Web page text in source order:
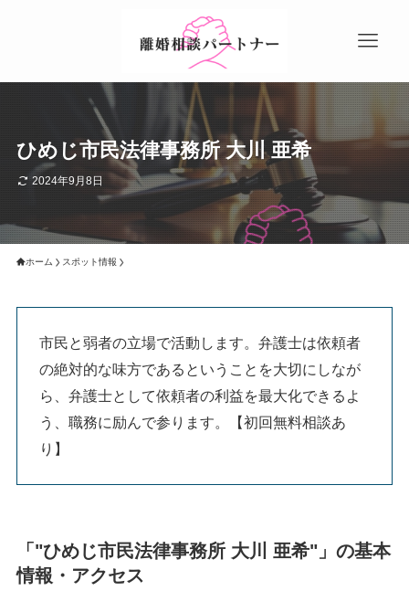
ひめじ市民法律事務所 大川 亜希
2024年9月8日
ホーム スポット情報
市民と弱者の立場で活動します。弁護士は依頼者
の絶対的な味方であるということを大切にしなが
ら、弁護士として依頼者の利益を最大化できるよ
う、職務に励んで参ります。【初回無料相談あ
り】
「"ひめじ市民法律事務所 大川 亜希"」の基本
情報・アクセス